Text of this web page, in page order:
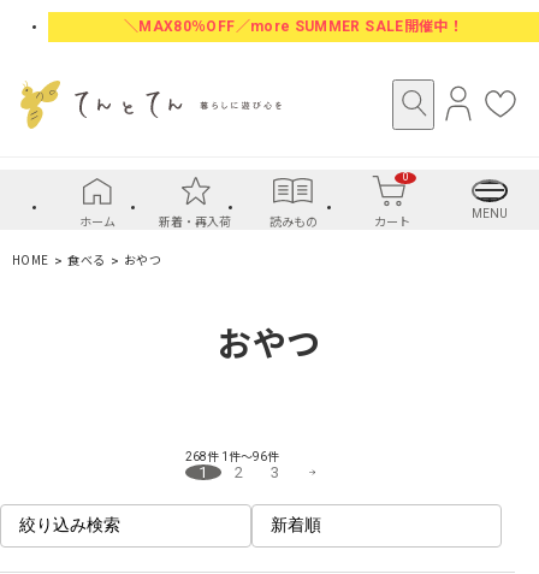
＼MAX80％OFF／more SUMMER SALE開催中！
に
入
り
ホーム 新着・再入荷 読みもの カート
0
MENU
HOME 食べる おやつ
おやつ
268件 1件～96件
1 2 3
絞り込み検索 新着順